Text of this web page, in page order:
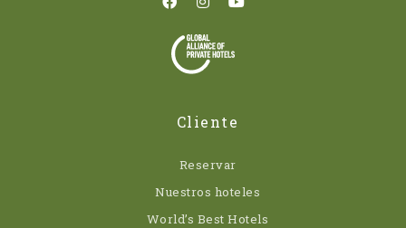
Cliente
Reservar
Nuestros hoteles
World’s Best Hotels